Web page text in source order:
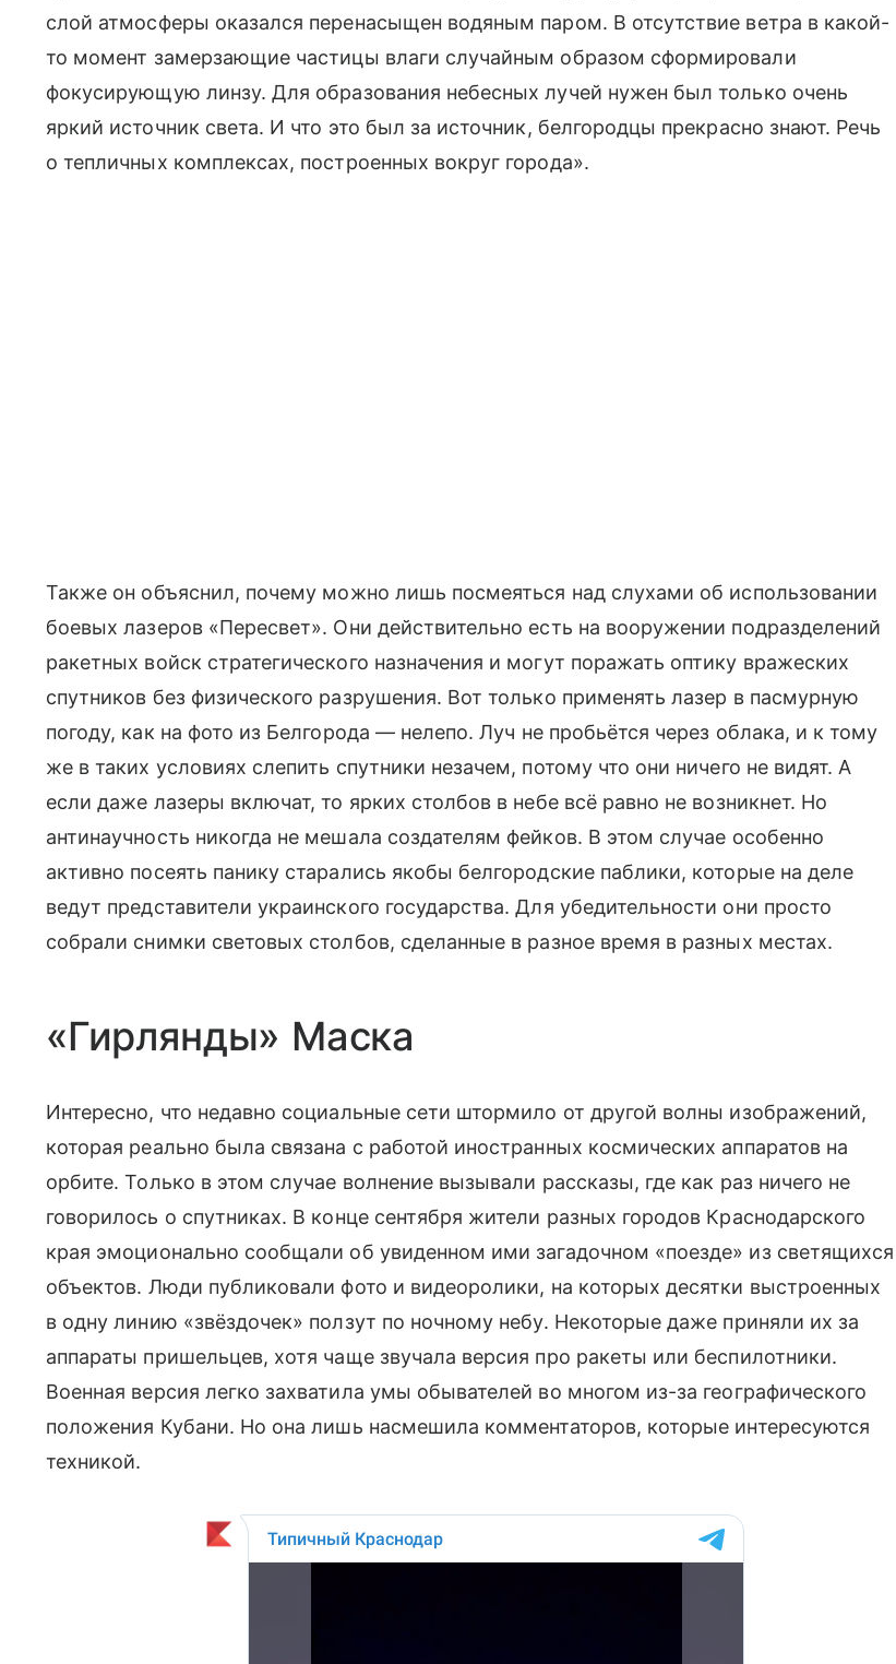
слой атмосферы оказался перенасыщен водяным паром. В отсутствие ветра в какой-
то момент замерзающие частицы влаги случайным образом сформировали
фокусирующую линзу. Для образования небесных лучей нужен был только очень
яркий источник света. И что это был за источник, белгородцы прекрасно знают. Речь
о тепличных комплексах, построенных вокруг города».
Также он объяснил, почему можно лишь посмеяться над слухами об использовании
боевых лазеров «Пересвет». Они действительно есть на вооружении подразделений
ракетных войск стратегического назначения и могут поражать оптику вражеских
спутников без физического разрушения. Вот только применять лазер в пасмурную
погоду, как на фото из Белгорода — нелепо. Луч не пробьётся через облака, и к тому
же в таких условиях слепить спутники незачем, потому что они ничего не видят. А
если даже лазеры включат, то ярких столбов в небе всё равно не возникнет. Но
антинаучность никогда не мешала создателям фейков. В этом случае особенно
активно посеять панику старались якобы белгородские паблики, которые на деле
ведут представители украинского государства. Для убедительности они просто
собрали снимки световых столбов, сделанные в разное время в разных местах.
«Гирлянды» Маска
Интересно, что недавно социальные сети штормило от другой волны изображений,
которая реально была связана с работой иностранных космических аппаратов на
орбите. Только в этом случае волнение вызывали рассказы, где как раз ничего не
говорилось о спутниках. В конце сентября жители разных городов Краснодарского
края эмоционально сообщали об увиденном ими загадочном «поезде» из светящихся
объектов. Люди публиковали фото и видеоролики, на которых десятки выстроенных
в одну линию «звёздочек» ползут по ночному небу. Некоторые даже приняли их за
аппараты пришельцев, хотя чаще звучала версия про ракеты или беспилотники.
Военная версия легко захватила умы обывателей во многом из-за географического
положения Кубани. Но она лишь насмешила комментаторов, которые интересуются
техникой.